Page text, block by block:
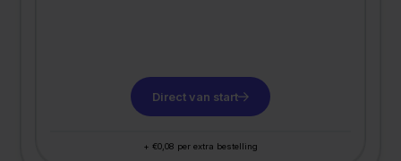
Direct van start
+ €0,08 per extra bestelling